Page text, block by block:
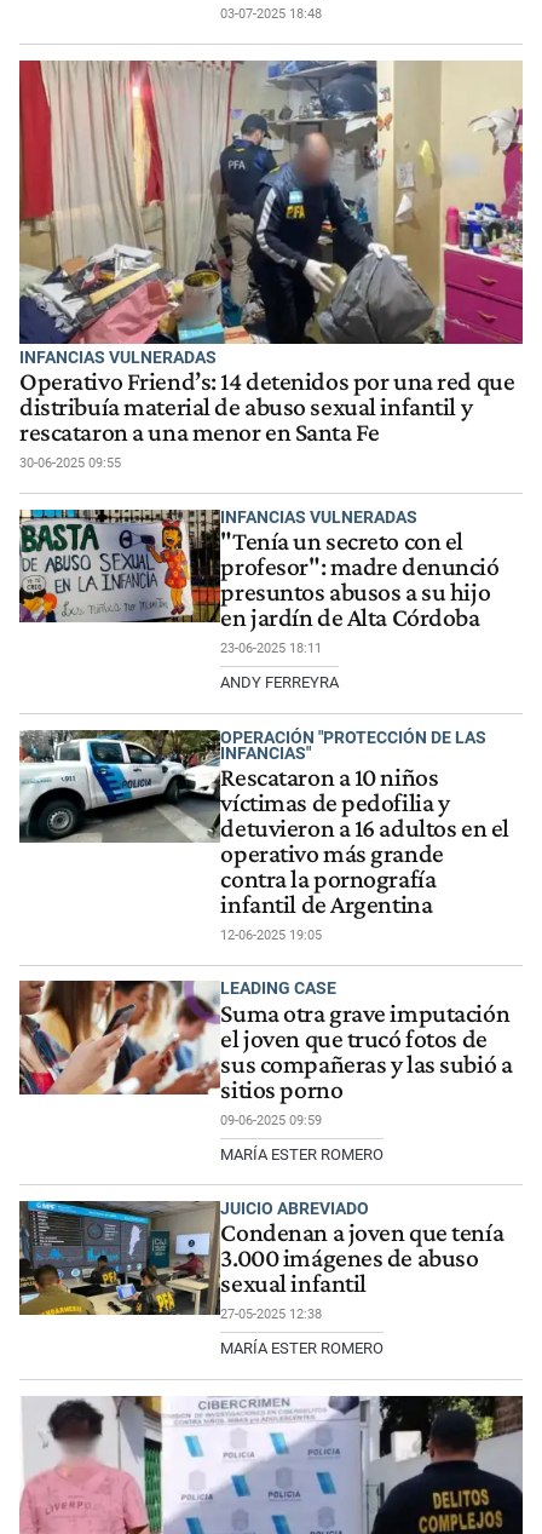
03-07-2025 18:48
INFANCIAS VULNERADAS
Operativo Friend’s: 14 detenidos por una red que
distribuía material de abuso sexual infantil y
rescataron a una menor en Santa Fe
30-06-2025 09:55
INFANCIAS VULNERADAS
"Tenía un secreto con el
profesor": madre denunció
presuntos abusos a su hijo
en jardín de Alta Córdoba
23-06-2025 18:11
ANDY FERREYRA
OPERACIÓN "PROTECCIÓN DE LAS
INFANCIAS"
Rescataron a 10 niños
víctimas de pedofilia y
detuvieron a 16 adultos en el
operativo más grande
contra la pornografía
infantil de Argentina
12-06-2025 19:05
LEADING CASE
Suma otra grave imputación
el joven que trucó fotos de
sus compañeras y las subió a
sitios porno
09-06-2025 09:59
MARÍA ESTER ROMERO
JUICIO ABREVIADO
Condenan a joven que tenía
3.000 imágenes de abuso
sexual infantil
27-05-2025 12:38
MARÍA ESTER ROMERO